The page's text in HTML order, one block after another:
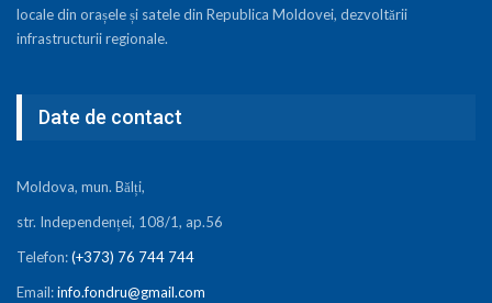
locale din orașele și satele din Republica Moldovei, dezvoltării
infrastructurii regionale.
Date de contact
Moldova, mun. Bălți,
str. Independenței, 108/1, ap.56
Telefon:(+373) 76 744 744
Email:info.fondru@gmail.com